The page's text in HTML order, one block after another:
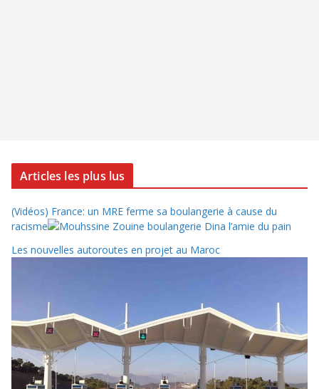
Articles les plus lus
(Vidéos) France: un MRE ferme sa boulangerie à cause du
racisme
Les nouvelles autoroutes en projet au Maroc